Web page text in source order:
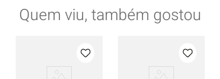
Quem viu, também gostou